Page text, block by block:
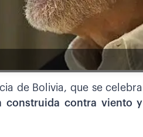
de Bolivia, que se celebra
construida contra viento y